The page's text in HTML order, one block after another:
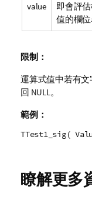
value
即會評
值的欄
限制：
運算式值中若有文
回 NULL。
範例：
TTest1_sig(
瞭解更多